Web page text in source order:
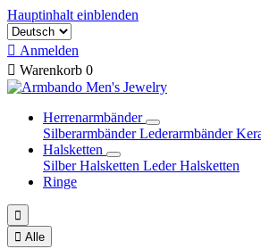
Hauptinhalt einblenden
 Anmelden
 Warenkorb 0
Herrenarmbänder
SilberarmbänderLederarmbänder
Halsketten
Silber Halsketten Leder Halsketten
Ringe

 Alle